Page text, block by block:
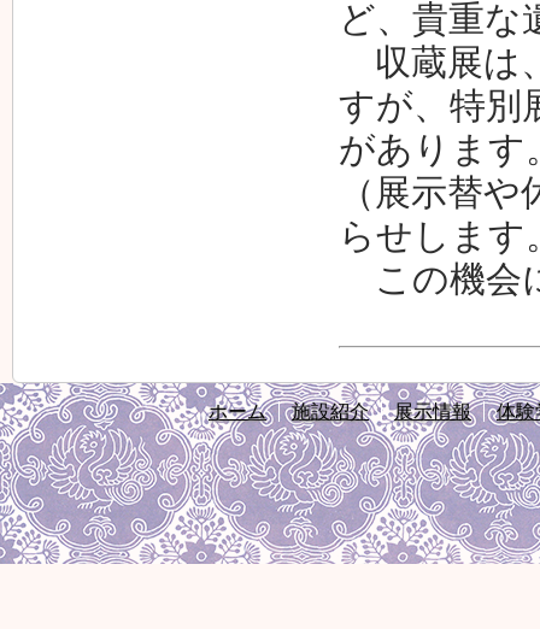
ど、貴重な
収蔵展は
すが、特別
があります
（展示替
らせします
この機会
ホーム 施設紹介 展示情報 体験